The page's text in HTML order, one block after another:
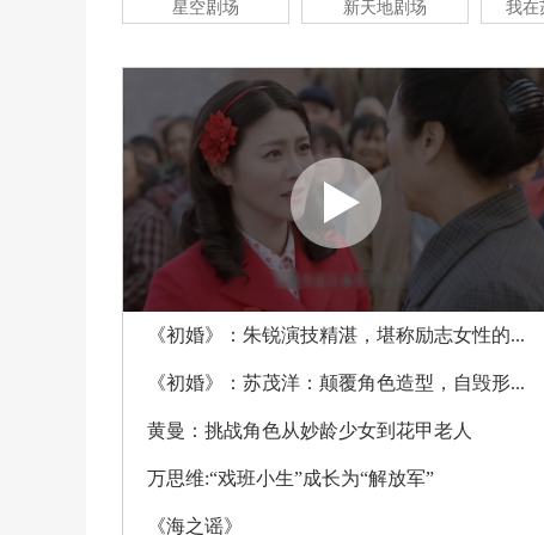
星空剧场 新天地剧场 我在
《初婚》：朱锐演技精湛，堪称励志女性的...
《初婚》：苏茂洋：颠覆角色造型，自毁形...
黄曼：挑战角色从妙龄少女到花甲老人
万思维:“戏班小生”成长为“解放军”
《海之谣》